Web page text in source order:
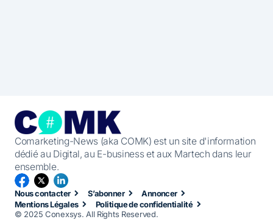
Comarketing-News (aka COMK) est un site d'information
dédié au Digital, au E-business et aux Martech dans leur
ensemble.
Nous contacter S’abonner
Annoncer
Mentions Légales
Politique de confidentialité
© 2025 Conexsys. All Rights Reserved.